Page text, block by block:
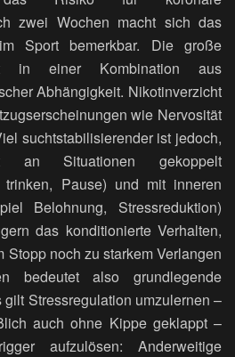
zwei Wochen macht sich das
Sport bemerkbar. Die große
in einer Kombination aus
Abhängigkeit. Nikotinverzicht
wie Nervosität
suchtstabilisierender ist jedoch,
Situationen gekoppelt
trinken, Pause) und mit inneren
Belohnung, Stressreduktion)
das konditionierte Verhalten,
Stopp noch zu starkem Verlangen
bedeutet also grundlegende
Stressregulation umzulernen –
auch ohne Kippe geklappt –
aufzulösen: Anderweitige